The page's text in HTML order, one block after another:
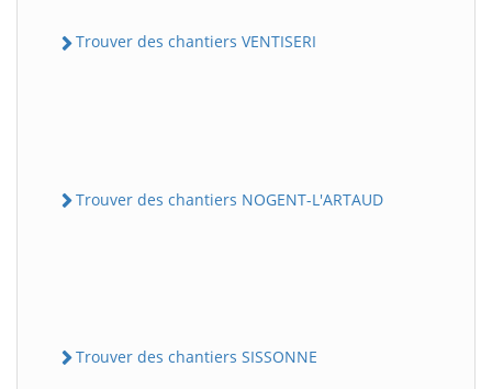
Trouver des chantiers VENTISERI
Trouver des chantiers NOGENT-L'ARTAUD
Trouver des chantiers SISSONNE